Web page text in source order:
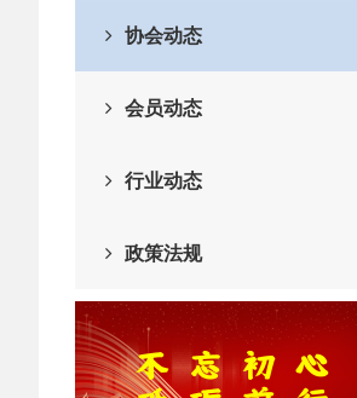
协会动态
会员动态
行业动态
政策法规